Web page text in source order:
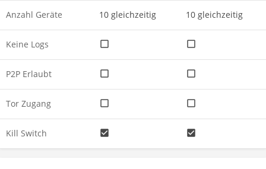
Anzahl Geräte
Keine Logs
P2P Erlaubt
Tor Zugang
Kill Switch
10 gleichzeitig 10 gleichzeitig